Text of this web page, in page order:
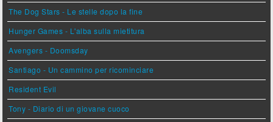
The Dog Stars - Le stelle dopo la fine
Hunger Games - L'alba sulla mietitura
Avengers - Doomsday
Santiago - Un cammino per ricominciare
Resident Evil
Tony - Diario di un giovane cuoco